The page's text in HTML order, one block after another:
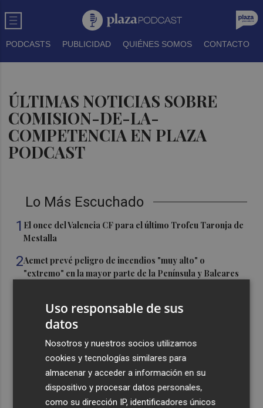
PODCASTS PUBLICIDAD QUIÉNES SOMOS CONTACTO
ÚLTIMAS NOTICIAS SOBRE
COMISION-DE-LA-
COMPETENCIA EN PLAZA
PODCAST
Lo Más Escuchado
1 El once del Valencia CF para el último Trofeu Taronja de
Mestalla
2Aemet prevé peligro de incendios "muy alto" o
"extremo" en la mayor parte de la Península y Baleares
Company: “Estamos comenzando a ver el equipo que
queremos ver en la Liga”
Ocho helicópteros, un avión y más de 100 brigadas se
movilizan en Moratalla por un incendio forestal
Jorge Martín suma su tercera victoria 'sprint' del año y
es más líder
Uso responsable de sus
datos
Nosotros y nuestros socios utilizamos
cookies y tecnologías similares para
almacenar y acceder a información en su
dispositivo y procesar datos personales,
como su dirección IP, identificadores únicos